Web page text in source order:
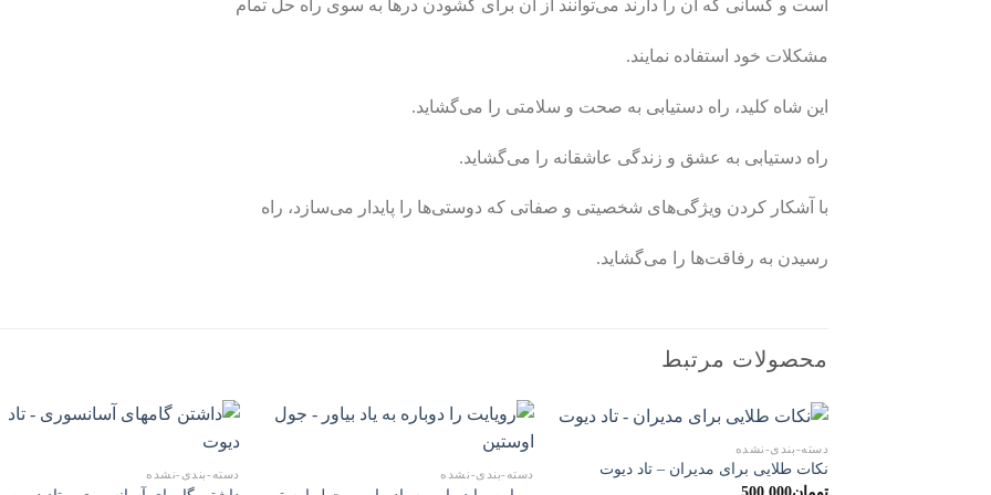
است و کسانی که آن را دارند می‌توانند از آن برای گشودن درها به سوی راه حل تمام
مشکلات خود استفاده نمایند.
این شاه‌ کلید، راه دستیابی به صحت و سلامتی را می‌گشاید.
راه دستیابی به عشق و زندگی عاشقانه را می‌گشاید.
با آشکار کردن ویژگی‌های شخصیتی و صفاتی که دوستی‌ها را پایدار می‌سازد، راه
رسیدن به رفاقت‌ها را می‌گشاید.
محصولات مرتبط
دسته-بندی-نشده
نکات طلایی برای مدیران – تاد دیوت
تومان500.000
دسته-بندی-نشده دسته-بندی-نشده